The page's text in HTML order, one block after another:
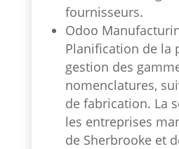
fournisseurs.
Odoo
Planification de la
gestion des
nomenclatures,
de fabrication. La
les entreprises
de Sherbrooke et